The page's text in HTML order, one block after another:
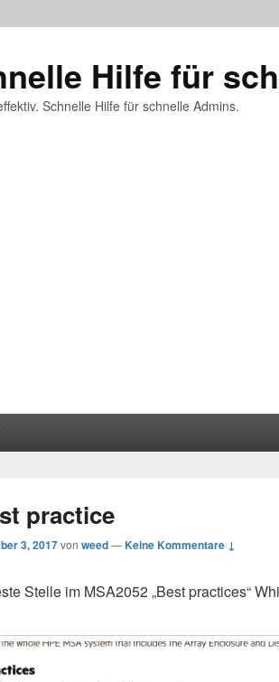
Hilfe für
Schnelle Hilfe für schnelle Admins.
practice
3, 2017von weed—Keine Kommentare ↓
Stelle im MSA2052 „Best practices“